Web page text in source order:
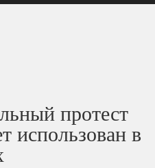
протест
использован в